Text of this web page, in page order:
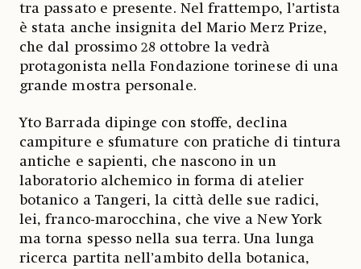
tra passato e presente. Nel frattempo, l’artista
è stata anche insignita del Mario Merz Prize,
che dal prossimo 28 ottobre la vedrà
protagonista nella Fondazione torinese di una
grande mostra personale.
Yto Barrada dipinge con stoffe, declina
campiture e sfumature con pratiche di tintura
antiche e sapienti, che nascono in un
laboratorio alchemico in forma di atelier
botanico a Tangeri, la città delle sue radici,
lei, franco-marocchina, che vive a New York
ma torna spesso nella sua terra. Una lunga
ricerca partita nell’ambito della botanica,